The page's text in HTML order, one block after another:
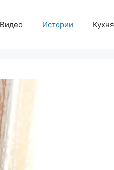
Видео Истории Кухня